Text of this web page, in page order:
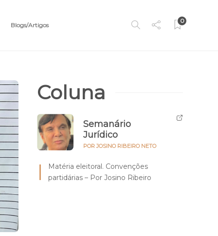
Blogs/Artigos
0
Coluna
Semanário
Jurídico
POR JOSINO RIBEIRO NETO
Matéria eleitoral. Convenções
partidárias – Por Josino Ribeiro